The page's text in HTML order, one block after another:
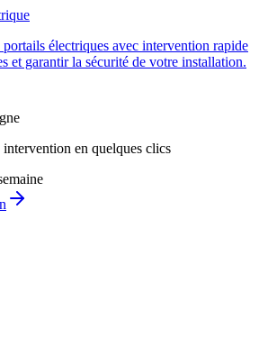
électriques avec intervention rapide
et garantir la sécurité de votre installation.
en quelques clics